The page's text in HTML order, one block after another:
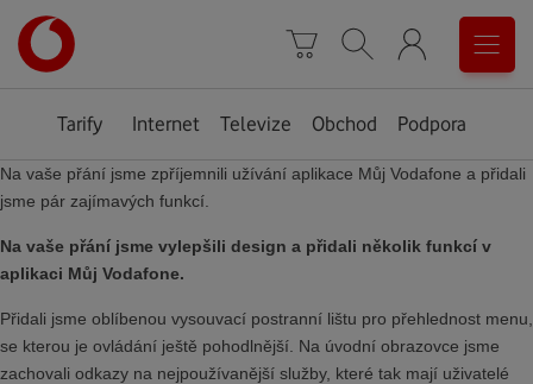
stránka
Košík
Vyhledávání
Menu
Tarify Internet Televize Obchod Podpora
Na vaše přání jsme zpříjemnili užívání aplikace Můj Vodafone a přidali
jsme pár zajímavých funkcí.
Na vaše přání jsme vylepšili design a přidali několik funkcí v
aplikaci Můj Vodafone.
Přidali jsme oblíbenou vysouvací postranní lištu pro přehlednost menu,
se kterou je ovládání ještě pohodlnější. Na úvodní obrazovce jsme
zachovali odkazy na nejpoužívanější služby, které tak mají uživatelé